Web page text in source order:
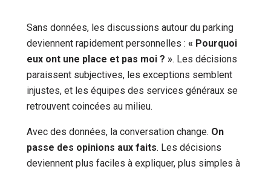
Sans données, les discussions autour du parking
deviennent rapidement personnelles : « Pourquoi
eux ont une place et pas moi ? ». Les décisions
paraissent subjectives, les exceptions semblent
injustes, et les équipes des services généraux se
retrouvent coincées au milieu.
Avec des données, la conversation change. On
passe des opinions aux faits. Les décisions
deviennent plus faciles à expliquer, plus simples à